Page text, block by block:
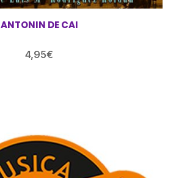
ANTONIN DE CAI
4,95€